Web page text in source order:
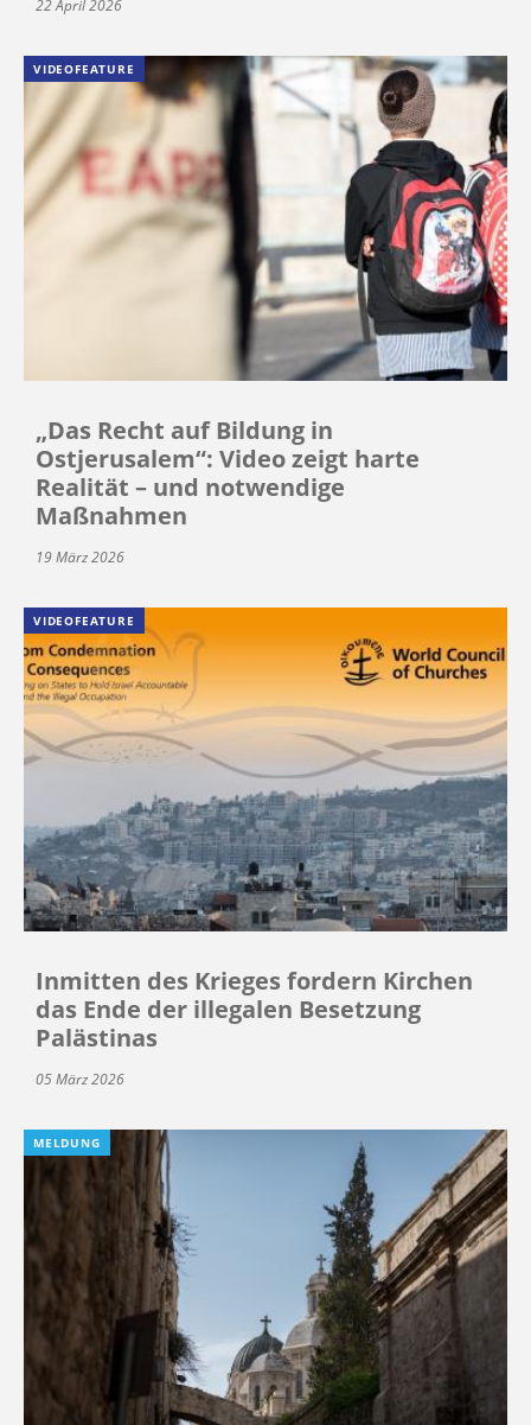
22 April 2026
VIDEOFEATURE
„Das Recht auf Bildung in
Ostjerusalem“: Video zeigt harte
Realität – und notwendige
Maßnahmen
19 März 2026
VIDEOFEATURE
Inmitten des Krieges fordern Kirchen
das Ende der illegalen Besetzung
Palästinas
05 März 2026
MELDUNG